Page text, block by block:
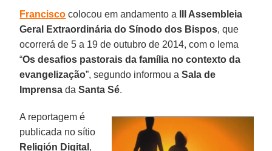
Francisco colocou em andamento a
III Assembleia
Geral Extraordinária do Sínodo dos Bispos, que
ocorrerá de 5 a 19 de outubro de 2014, com o lema
“Os desafios pastorais da família no contexto da
evangelização”, segundo informou aSala de
Imprensa daSanta Sé.
A reportagem é
publicada no sítio
Religión Digital ,